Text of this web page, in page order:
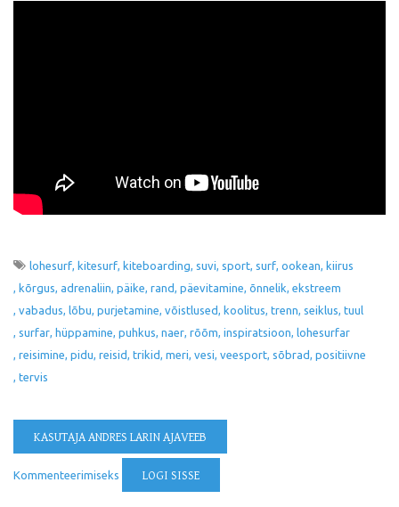
lohesurf kitesurf kiteboarding suvi sport surf ookean kiirus
kõrgus adrenaliin päike rand päevitamine õnnelik ekstreem
vabadus lõbu purjetamine võistlused koolitus trenn seiklus tuul
surfar hüppamine puhkus naer rõõm inspiratsioon lohesurfar
reisimine pidu reisid trikid meri vesi veesport sõbrad positiivne
tervis
KASUTAJA ANDRES LARIN AJAVEEB
Kommenteerimiseks LOGI SISSE